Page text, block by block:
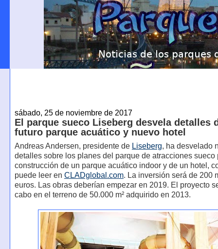
sábado, 25 de noviembre de 2017
El parque sueco Liseberg desvela detalles
futuro parque acuático y nuevo hotel
Andreas Andersen, presidente de Liseberg, ha desvelado
detalles sobre los planes del parque de atracciones sueco
construcción de un parque acuático indoor y de un hotel,
puede leer en CLADglobal.com. La inversión será de 200
euros. Las obras deberían empezar en 2019. El proyecto
cabo en el terreno de 50.000 m² adquirido en 2013.